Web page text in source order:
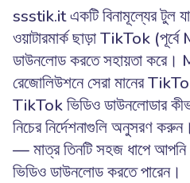
ssstik.it একটি বিনামূল্যের টুল
ওয়াটারমার্ক ছাড়া TikTok
ডাউনলোড করতে সহায়তা করে।
রেজোলিউশনে সেরা মানের
TikTok ভিডিও ডাউনলোডার
নিচের নির্দেশনাগুলি অনুসরণ
— মাত্র তিনটি সহজ ধাপে আপনি
ভিডিও ডাউনলোড করতে পারেন।